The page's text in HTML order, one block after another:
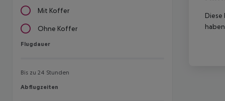
Mit Koffer
Ohne Koffer
Flugdauer
Flugdauer
Bis zu 24 Stunden
Abflugzeiten
Abflugzeiten
Diese